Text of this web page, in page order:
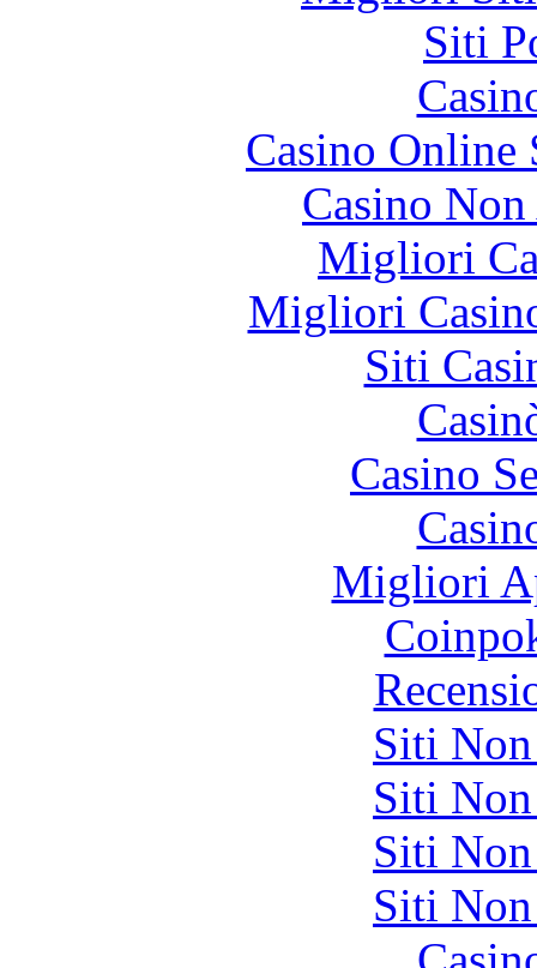
Siti
Casino
Casino
Migliori
Migliori
Siti
Casino
Migliori
Siti
Siti
Siti
Siti